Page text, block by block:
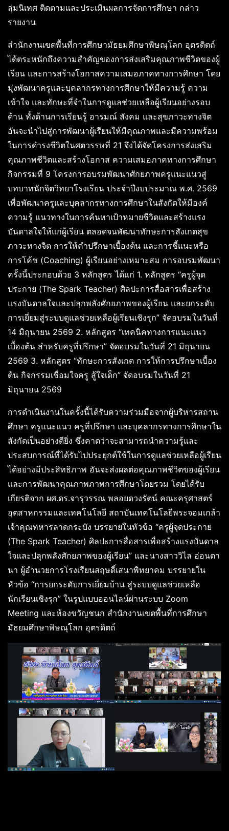
ลุ่มนิเทศ ติดตามและประเมินผลการจัดการศึกษา กล่าว
รายงาน
สำนักงานเขตพื้นที่การศึกษามัธยมศึกษาพิษณุโลก อุตรดิตถ์
ได้ตระหนักถึงความสำคัญของการส่งเสริมคุณภาพชีวิตของผู้
เรียน และการสร้างโอกาสความเสมอภาคทางการศึกษา โดย
มุ่งพัฒนาครูและบุคลากรทางการศึกษาให้มีความรู้ ความ
เข้าใจ และทักษะที่จำในการดูแลช่วยเหลือผู้เรียนอย่างรอบ
ด้าน ทั้งด้านการเรียนรู้ อารมณ์ สังคม และสุขภาวะทางจิต
อันจะนำไปสู่การพัฒนาผู้เรียนให้มีคุณภาพและมีความพร้อม
ในการดำรงชีวิตในศตวรรษที่ 21 จึงได้จัดโครงการส่งเสริม
คุณภาพชีวิตและสร้างโอกาส ความเสมอภาคทางการศึกษา
กิจกรรมที่ 9 โครงการอบรมพัฒนาศักยภาพครูแนะแนวสู่
บทบาทนักจิตวิทยาโรงเรียน ประจำปีงบประมาณ พ.ศ. 2569
เพื่อพัฒนาครูและบุคลากรทางการศึกษาในสังกัดให้มีองค์
ความรู้ แนวทางในการค้นหาเป้าหมายชีวิตและสร้างแรง
บันดาลใจให้แก่ผู้เรียน ตลอดจนพัฒนาทักษะการสังเกตสุข
ภาวะทางจิต การให้คำปรึกษาเบื้องต้น และการชี้แนะหรือ
การโค้ช (Coaching) ผู้เรียนอย่างเหมาะสม การอบรมพัฒนา
ครั้งนี้ประกอบด้วย 3 หลักสูตร ได้แก่ 1. หลักสูตร “ครูผู้จุด
ประกาย (The Spark Teacher) ศิลปะการสื่อสารเพื่อสร้าง
แรงบันดาลใจและปลุกพลังศักยภาพของผู้เรียน และยกระดับ
การเยี่ยมสู่ระบบดูแลช่วยเหลือผู้เรียนเชิงรุก” จัดอบรมในวันที่
14 มิถุนายน 2569 2. หลักสูตร “เทคนิคทางการแนะแนว
เบื้องต้น สำหรับครูที่ปรึกษา” จัดอบรมในวันที่ 21 มิถุนายน
2569 3. หลักสูตร “ทักษะการสังเกต การให้การปรึกษาเบื้อง
ต้น กิจกรรมเชื่อมใจครู สู้ใจเด็ก” จัดอบรมในวันที่ 21
มิถุนายน 2569
การดำเนินงานในครั้งนี้ได้รับความร่วมมือจากผู้บริหารสถาน
ศึกษา ครูแนะแนว ครูที่ปรึกษา และบุคลากรทางการศึกษาใน
สังกัดเป็นอย่างดียิ่ง ซึ่งคาดว่าจะสามารถนำความรู้และ
ประสบการณ์ที่ได้รับไปประยุกต์ใช้ในการดูแลช่วยเหลือผู้เรียน
ได้อย่างมีประสิทธิภาพ อันจะส่งผลต่อคุณภาพชีวิตของผู้เรียน
และการพัฒนาคุณภาพภาพการศึกษาโดยรวม โดยได้รับ
เกียรติจาก ผศ.ดร.จารุวรรณ พลอยดวงรัตน์ คณะครุศาสตร์
อุตสาหกรรมและเทคโนโลยี สถาบันเทคโนโลยีพระจอมเกล้า
เจ้าคุณทหารลาดกระบัง บรรยายในหัวข้อ “ครูผู้จุดประกาย
(The Spark Teacher) ศิลปะการสื่อสารเพื่อสร้างแรงบันดาล
ใจและปลุกพลังศักยภาพของผู้เรียน” และนางสาววิไล อ่อนตา
นา ผู้อำนวยการโรงเรียนสฤษดิ์เสนาพิทยาคม บรรยายใน
หัวข้อ “การยกระดับการเยี่ยมบ้าน สู่ระบบดูแลช่วยเหลือ
นักเรียนเชิงรุก” ในรูปแบบออนไลน์ผ่านระบบ Zoom
Meeting และห้องขวัญชนก สำนักงานเขตพื้นที่การศึกษา
มัธยมศึกษาพิษณุโลก อุตรดิตถ์